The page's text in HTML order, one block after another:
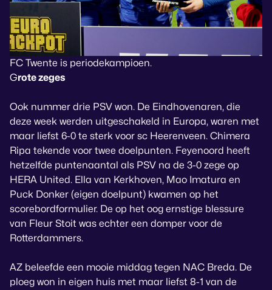
FC Twente is periodekampioen.
Grote zeges
Ook nummer drie PSV won. De Eindhovenaren, die
deze week werden uitgeschakeld in Europa, waren met
maar liefst 6-0 te sterk voor sc Heerenveen. Chimera
Ripa tekende voor twee doelpunten. Feyenoord heeft
hetzelfde puntenaantal als PSV na de 3-0 zege op
HERA United. Ella van Kerkhoven, Mao Imatura en
Puck Donker (eigen doelpunt) kwamen op het
scorebordformulier. De op het oog ernstige blessure
van Fleur Stoit was echter een domper voor de
Rotterdammers.
AZ beleefde een mooie middag tegen NAC Breda. De
ploeg won in eigen huis met maar liefst 8-1 van de